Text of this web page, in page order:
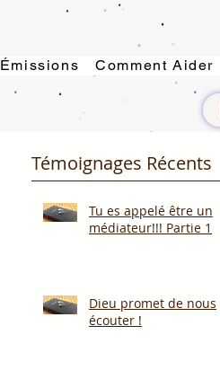
Émissions Comment Aider
Témoignages Récents
Tu es appelé être un
médiateur!!! Partie 1
Dieu promet de nous
écouter !